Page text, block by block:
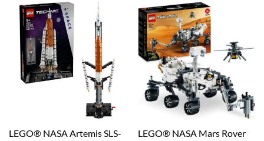
LEGO® NASA Artemis SLS-
LEGO® NASA Mars Rover